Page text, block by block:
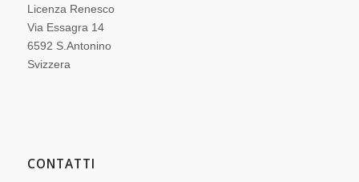
Licenza Renesco
Via Essagra 14
6592 S.Antonino
Svizzera
CONTATTI